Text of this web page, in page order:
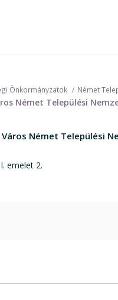
Önkormányzatok Német
Német Települési
Város Német
emelet 2.